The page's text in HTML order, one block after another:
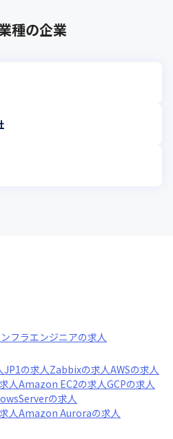
種の企業
フラエンジニアの求人
JP1の求人Zabbixの求人AWSの求人
人Amazon EC2の求人GCPの求人
の求人
人Amazon Auroraの求人